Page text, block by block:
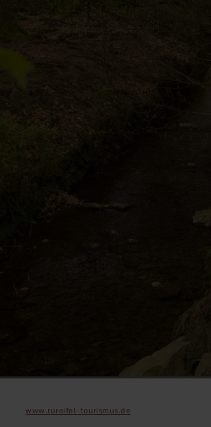
www.rureifel-tourismus.de